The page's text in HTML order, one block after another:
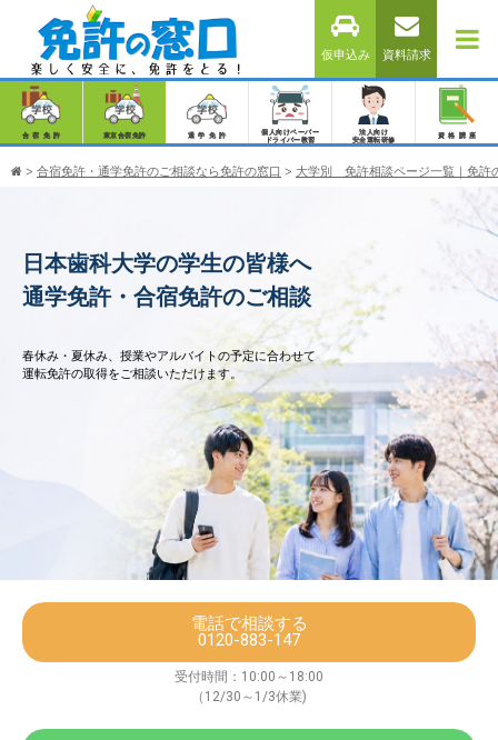
仮申込み 資料請求
合宿免許 東京合宿免許 通学免許
個人向けペーパー
ドライバー教習
法人向け
安全運転研修
資格講座
> 合宿免許・通学免許のご相談なら免許の窓口 > 大学別 免許相談ページ一覧｜免許
日本歯科大学の学生の皆様へ
通学免許・合宿免許のご相談
春休み・夏休み、授業やアルバイトの予定に合わせて
運転免許の取得をご相談いただけます。
電話で相談する
0120-883-147
受付時間：10:00～18:00
（12/30～1/3休業)